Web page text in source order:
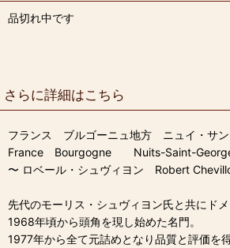
品切れ中です
さらに詳細はこちら
フランス ブルゴーニュ地方 ニュイ・サン
France Bourgogne Nuits-Saint-
〜 ロベール・シュヴィヨン Robert
先代のモーリス・シュヴィヨン氏と共にド
1968年頃から頭角を現し始めた名門。
1977年から全て元詰めとなり品質と評価を